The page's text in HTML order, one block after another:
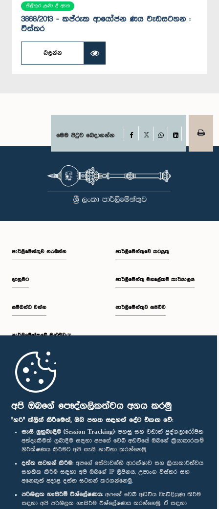
අපි ඔබගේ පෞද්ගලිකත්වය අගය කරමු
"හරි" ක්ලික් කිරීමෙන්, ඔබ පහත සඳහන් දේට එකඟ වේ:
සැසි ලුහුබැඳීම (Session Tracking): පහසු සහ වඩාත් පුද්ගලාරෝපිත
අත්දැකීමක් ලබාදීම සඳහා අපගේ වෙබ් අඩවියේ ඔබගේ ක්‍රියාකාරකම්
නිරීක්ෂණය කිරීමට අපි සැසි භාවිතා කරන්නෙමු.
දත්ත සටහන් කිරීම: අපගේ සේවාවන්හි ආරක්ෂාව සහ ක්‍රියාකාරීත්වය
සහතික කිරීම සඳහා අපි ඔබගේ IP ලිපිනය, උපාංග විස්තර සහ
අනෙකුත් අදාළ දත්ත සටහන් කරගන්නෙමු.
පරිශීලක හැසිරීම් විශ්ලේෂණය: අපගේ වෙබ් අඩවිය වැඩිදියුණු කිරීම
සඳහා අපි පරිශීලක හැසිරීම විශ්ලේෂණය කරන්නෙමු. ඒ සඳහා
පිළිතුර ලබා දී ඇත
3868/2013 - කප්රුක ආයෝජන ණය වැඩසටහන :
විස්තර
බලන්න
මෙම පිටුව බෙදාගන්න Facebook
පාර්ලි‌මේන්තුව නරඹන්න
දැනුමට
සම්බන්ධ වන්න
පාර්ලි‌මේන්තුවේ මන්ත්‍රීවරු
මුල් පිටුව
පාර්ලිමේන්තුවේ කටයුතු
පාර්ලිමේන්තු මහලේකම් කාර්යාලය
පාර්ලිමේන්තුව සජීවීව
පාර්ලිමේන්තු ජංගම යෙදුම
අප හා සම්බන්ධ වී සිටින්න :
සම්මාන